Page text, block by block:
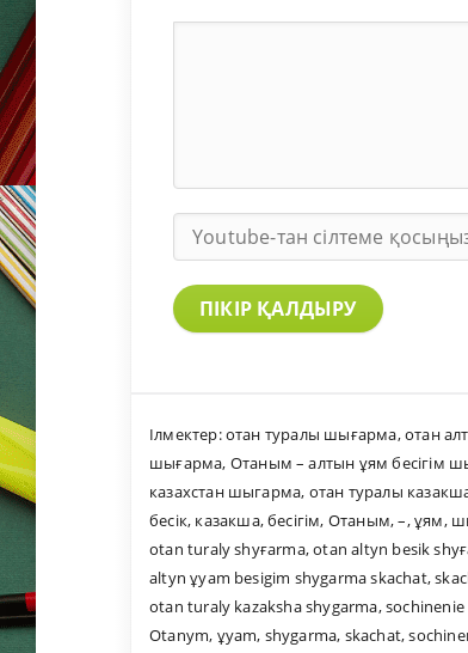
ПІКІР ҚАЛДЫРУ
Ілмектер:отан туралы шығарма,отан
шығарма, Отаным – алтын ұям бесігім
казахстан шыгарма, отан туралы
бесік, казакша,бесігім, Отаным,–,ұям,
otan turaly shyғarma,otan altyn besik
altyn ұyam besigim shygarma skachat,
otan turaly kazaksha shygarma,
Otanym, ұyam, shygarma, skachat,